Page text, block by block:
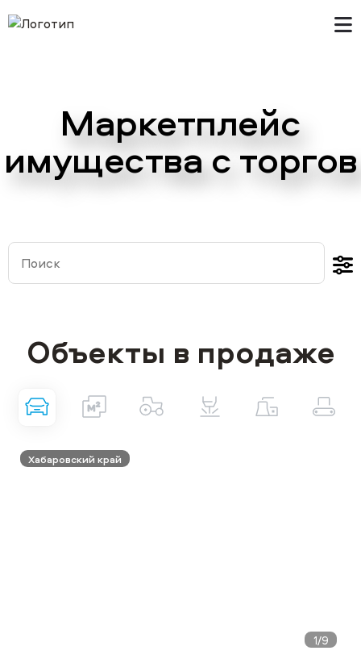
В продаже
Примеры сделок
Маркетплейс
имущества с торгов
Объекты в продаже
Хабаровский край
1/9